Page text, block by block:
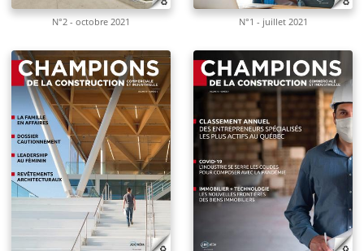
N°2 - octobre 2021 N°1 - juillet 2021